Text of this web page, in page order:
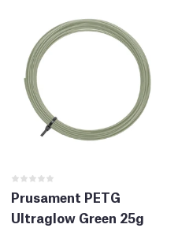
Prusament PETG
Ultraglow Green 25g